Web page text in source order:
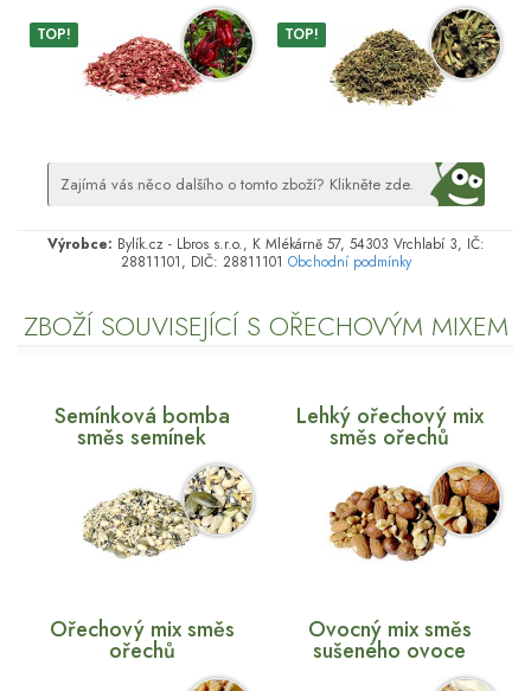
TOP! TOP!
Zajímá vás něco dalšího o tomto zboží? Klikněte zde.
Výrobce: Bylík.cz - Lbros s.r.o., K Mlékárně 57, 54303 Vrchlabí 3, IČ:
28811101, DIČ: 28811101 Obchodní podmínky
ZBOŽÍ SOUVISEJÍCÍ S OŘECHOVÝM MIXEM
Semínková bomba
směs semínek
Lehký ořechový mix
směs ořechů
Ořechový mix směs
ořechů
Ovocný mix směs
sušeného ovoce